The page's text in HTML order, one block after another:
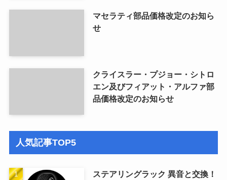
マセラティ部品価格改定のお知ら
せ
クライスラー・プジョー・シトロ
エン及びフィアット・アルファ部
品価格改定のお知らせ
人気記事TOP5
ステアリングラック 異音と交換！